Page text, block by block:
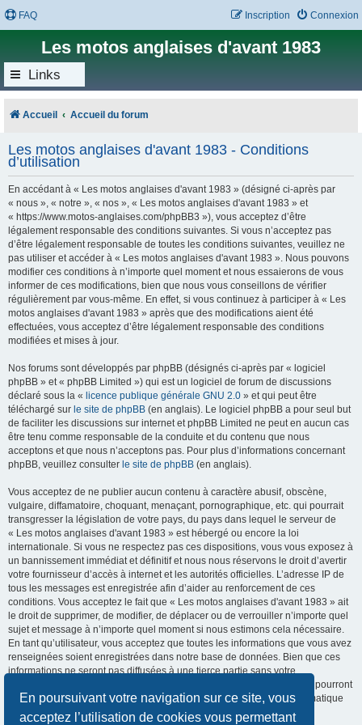
En poursuivant votre navigation sur ce site, vous
acceptez l’utilisation de cookies vous permettant
FAQ Connexion
Inscription
Les motos anglaises d'avant 1983
Links
Accueil Accueil du forum
Les motos anglaises d'avant 1983 - Conditions
d’utilisation
En accédant à « Les motos anglaises d'avant 1983 » (désigné ci-après par
« nous », « notre », « nos », « Les motos anglaises d'avant 1983 » et
« https://www.motos-anglaises.com/phpBB3 »), vous acceptez d’être
légalement responsable des conditions suivantes. Si vous n’acceptez pas
d’être légalement responsable de toutes les conditions suivantes, veuillez ne
pas utiliser et accéder à « Les motos anglaises d'avant 1983 ». Nous pouvons
modifier ces conditions à n’importe quel moment et nous essaierons de vous
informer de ces modifications, bien que nous vous conseillons de vérifier
régulièrement par vous-même. En effet, si vous continuez à participer à « Les
motos anglaises d'avant 1983 » après que des modifications aient été
effectuées, vous acceptez d’être légalement responsable des conditions
modifiées et mises à jour.
Nos forums sont développés par phpBB (désignés ci-après par « logiciel
phpBB » et « phpBB Limited ») qui est un logiciel de forum de discussions
déclaré sous la « licence publique générale GNU 2.0 » et qui peut être
téléchargé sur le site de phpBB (en anglais). Le logiciel phpBB a pour seul but
de faciliter les discussions sur internet et phpBB Limited ne peut en aucun cas
être tenu comme responsable de la conduite et du contenu que nous
acceptons et que nous n’acceptons pas. Pour plus d’informations concernant
phpBB, veuillez consulter le site de phpBB (en anglais).
Vous acceptez de ne publier aucun contenu à caractère abusif, obscène,
vulgaire, diffamatoire, choquant, menaçant, pornographique, etc. qui pourrait
transgresser la législation de votre pays, du pays dans lequel le serveur de
« Les motos anglaises d'avant 1983 » est hébergé ou encore la loi
internationale. Si vous ne respectez pas ces dispositions, vous vous exposez à
un bannissement immédiat et définitif et nous nous réservons le droit d’avertir
votre fournisseur d’accès à internet et les autorités officielles. L’adresse IP de
tous les messages est enregistrée afin d’aider au renforcement de ces
conditions. Vous acceptez le fait que « Les motos anglaises d'avant 1983 » ait
le droit de supprimer, de modifier, de déplacer ou de verrouiller n’importe quel
sujet et message à n’importe quel moment si nous estimons cela nécessaire.
En tant qu’utilisateur, vous acceptez que toutes les informations que vous avez
renseignées soient enregistrées dans notre base de données. Bien que ces
informations ne seront pas diffusées à une tierce partie sans votre
consentement, ni « Les motos anglaises d'avant 1983 », ni phpBB, ne pourront
être tenus comme responsables en cas de tentative de piratage informatique
visant à compromettre vos données.